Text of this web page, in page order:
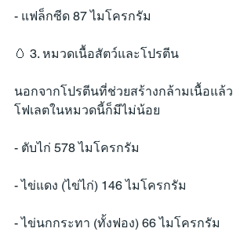
- แฟล็กซีด 87 ไมโครกรัม
🥚 3. หมวดเนื้อสัตว์และโปรตีน
นอกจากโปรตีนที่ช่วยสร้างกล้ามเนื้อแล้ว
โฟเลตในหมวดนี้ก็มีไม่น้อย
- ตับไก่ 578 ไมโครกรัม
- ไข่แดง (ไข่ไก่) 146 ไมโครกรัม
- ไข่นกกระทา (ทั้งฟอง) 66 ไมโครกรัม